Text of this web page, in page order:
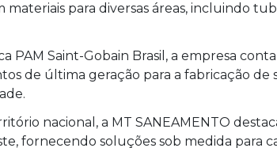
materiais para diversas áreas, incluindo
PAM Saint-Gobain Brasil, a empresa
de última geração para a fabricação de
nacional, a MT SANEAMENTO
fornecendo soluções sob medida para